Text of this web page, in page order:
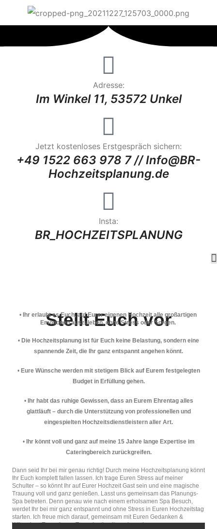
Adresse:
Im Winkel 11, 53572 Unkel
Jetzt kostenloses Erstgespräch sichern:
+49 1522 663 978 7 // Info@BR-
Hochzeitsplanung.de
Insta:
BR_HOCHZEITSPLANUNG
Stellt Euch vor
• Ihr erlaubt es Euch, auf Eurer eigenen Hochzeit alle großartigen
Emotionen auszuleben, ohne Stress oder Sorgen.
• Die Hochzeitsplanung ist für Euch keine Belastung, sondern eine
spannende Zeit, die Ihr ganz entspannt angehen könnt.
• Eure Wünsche werden mit stetigem Blick auf Eurem festgelegten
Budget in Erfüllung gehen.
• Ihr habt das ruhige Gewissen, dass an Eurem Ehrentag alles
glattläuft – durch die Unterstützung von professionellen und
eingespielten Hochzeitsdienstleistern aller Art.
• Ihr könnt voll und ganz auf meine 15 Jahre lange Expertise im
Cateringbereich zurückgreifen.
Dann seid Ihr bei mir genau richtig! Durch meine Hochzeitsplanung könnt
Ihr Euch komplett fallen lassen. Ich trage Euren Stress auf meiner
Schulter – so könnt Ihr auf Eurer Hochzeit Gast sein und eine magische
Trauung voll und ganz genießen. Lasst uns gemeinsam das Planungs-
Spa betreten. Denn genau wie nach einem erholsamen Spa Besuch,
werdet Ihr bei mir ganz entspannt und ohne Stress in Euren Hochzeitstag
starten. Ich freue mich darauf, gemeinsam mit Euren Gedanken &
Wünschen Eure eigene Traumhochzeit zu planen!